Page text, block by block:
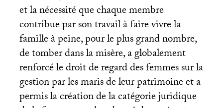
et la nécessité que chaque membre
contribue par son travail à faire vivre la
famille à peine, pour le plus grand nombre,
de tomber dans la misère, a globalement
renforcé le droit de regard des femmes sur la
gestion par les maris de leur patrimoine et a
permis la création de la catégorie juridique